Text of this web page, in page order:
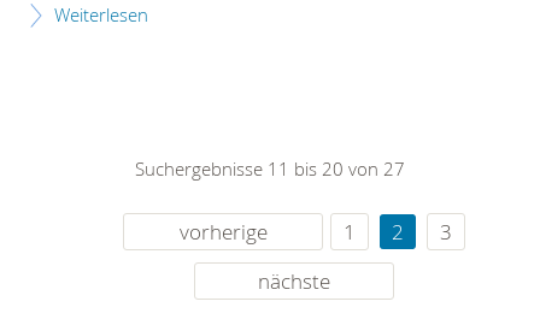
Weiterlesen
Suchergebnisse 11 bis 20 von 27
vorherige 1 2
3
nächste